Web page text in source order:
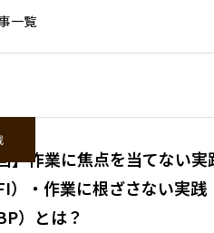
一覧
】作業に焦点を当てない実
）・作業に根ざさない実践
）とは？